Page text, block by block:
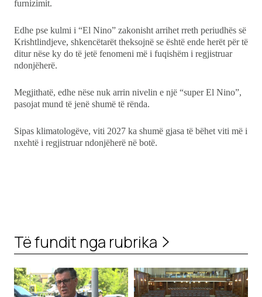
furnizimit.
Edhe pse kulmi i “El Nino” zakonisht arrihet rreth periudhës së
Krishtlindjeve, shkencëtarët theksojnë se është ende herët për të
ditur nëse ky do të jetë fenomeni më i fuqishëm i regjistruar
ndonjëherë.
Megjithatë, edhe nëse nuk arrin nivelin e një “super El Nino”,
pasojat mund të jenë shumë të rënda.
Sipas klimatologëve, viti 2027 ka shumë gjasa të bëhet viti më i
nxehtë i regjistruar ndonjëherë në botë.
Të fundit nga rubrika